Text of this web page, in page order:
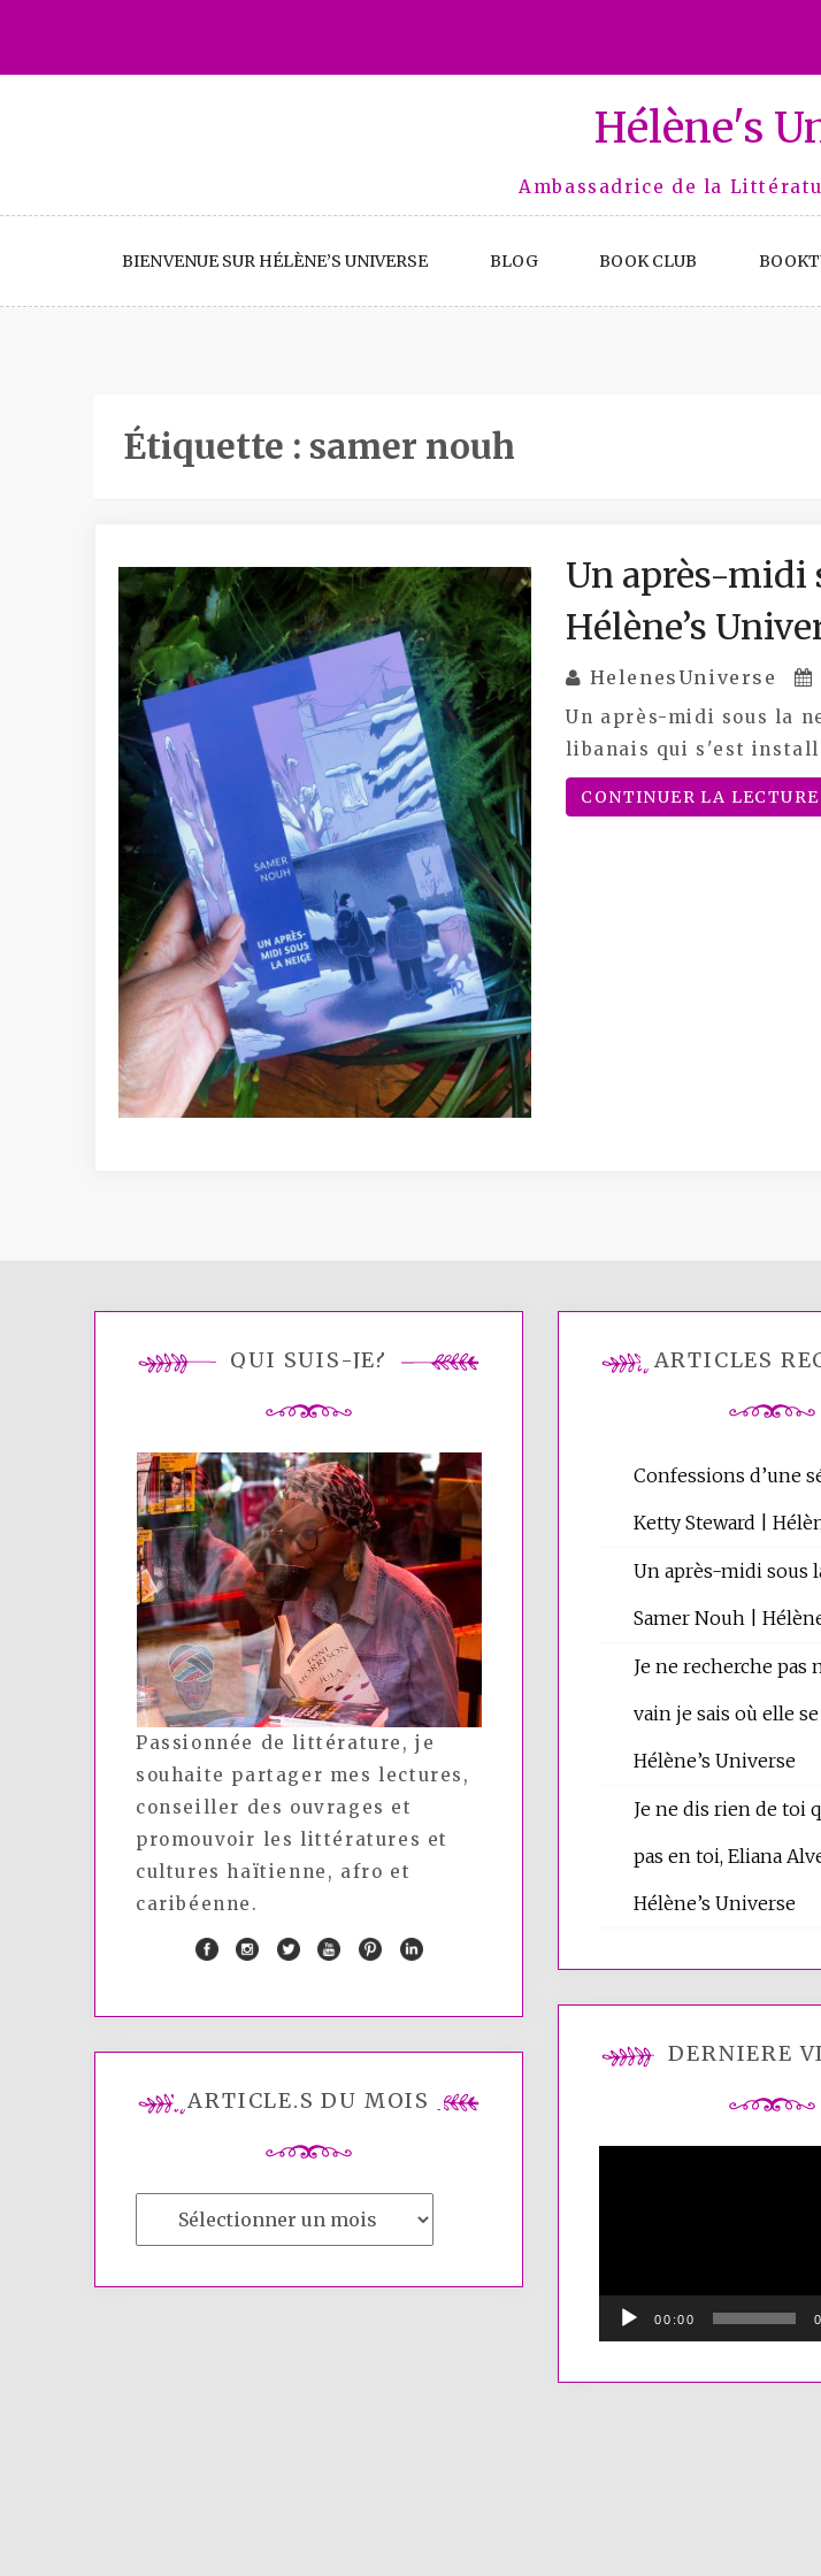
Hélène's
Ambassadrice de la
BIENVENUE SUR HÉLÈNE’S UNIVERSE BLOG BOOK CLUB
Étiquette : samer nouh
Un après-midi
Hélène’s
HelenesUniverse
Un après-midi sous la
libanais qui s'est
CONTINUER LA LECTURE
QUI SUIS-JE?
Passionnée de littérature, je
souhaite partager mes lectures,
conseiller des ouvrages et
promouvoir les littératures et
cultures haïtienne, afro et
caribéenne.
ARTICLE.S DU MOIS
Article.s
ARTICLES
Confessions d’une
Ketty Steward |
Un après-midi sous
Samer Nouh |
Je ne recherche pas
vain je sais où elle se
Hélène’s Universe
Je ne dis rien de toi
pas en toi, Eliana
Hélène’s Universe
DERNIÈRE
00:00